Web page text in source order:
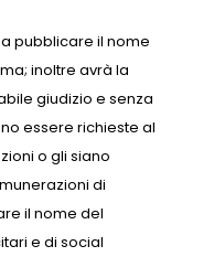
pubblicare il nome
inoltre avrà la
giudizio e senza
essere richieste al
o gli siano
di
il nome del
e di social